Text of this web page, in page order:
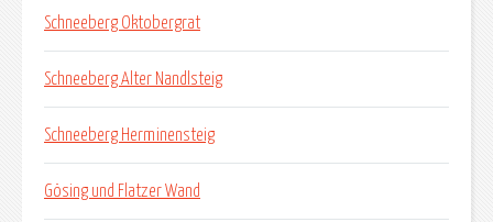
Schneeberg Oktobergrat
Schneeberg Alter Nandlsteig
Schneeberg Herminensteig
Gösing und Flatzer Wand